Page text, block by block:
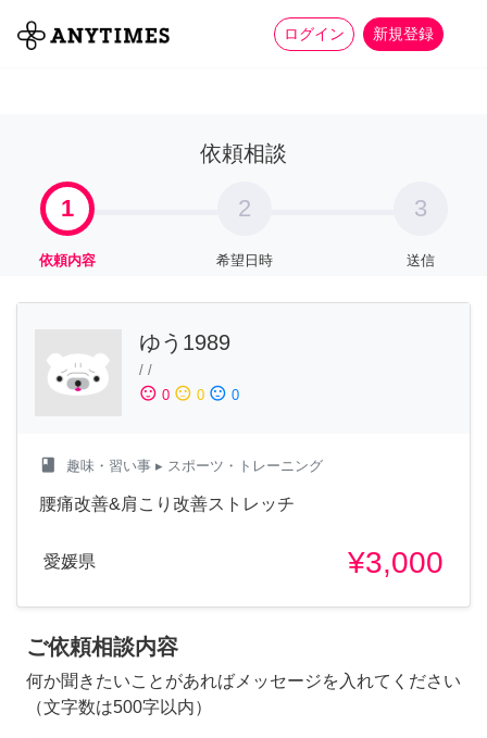
ログイン 新規登録
全て 家事 more_horiz
依頼相談
1
依頼内容
2
希望日時
3
送信
ゆう1989
/ /
sentiment_satisfied 0 sentiment_neutral 0 sentiment_dissatisfied 0
class 趣味・習い事 ▸ スポーツ・トレーニング
腰痛改善&肩こり改善ストレッチ
愛媛県 ¥3,000
ご依頼相談内容
何か聞きたいことがあればメッセージを入れてください
（文字数は500字以内）